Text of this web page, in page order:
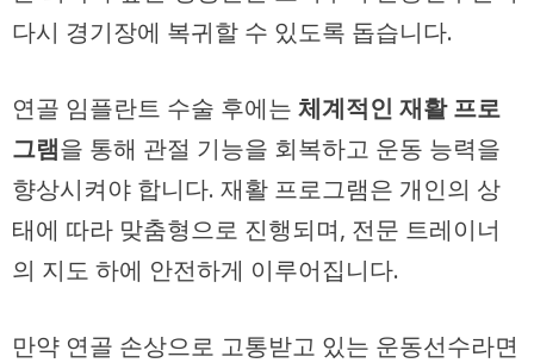
다시 경기장에 복귀할 수 있도록 돕습니다.
연골 임플란트 수술 후에는 체계적인 재활 프로
그램을 통해 관절 기능을 회복하고 운동 능력을
향상시켜야 합니다. 재활 프로그램은 개인의 상
태에 따라 맞춤형으로 진행되며, 전문 트레이너
의 지도 하에 안전하게 이루어집니다.
만약 연골 손상으로 고통받고 있는 운동선수라면